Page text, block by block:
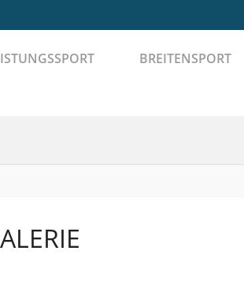
BREITENSPORT